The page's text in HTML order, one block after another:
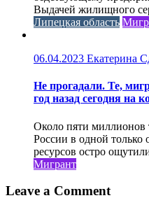
Выдачей жилищного
Липецкая область
06.04.2023 Екатерина
Не прогадали. Те,
год назад сегодня на
Около пяти
России в одной только
ресурсов остро
Мигрант
Leave a Comment